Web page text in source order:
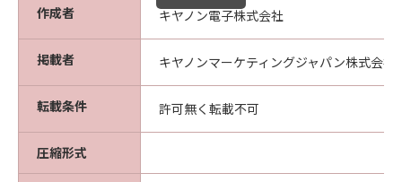
作成者 キヤノン電子株式会社
掲載者 キヤノンマーケティングジャパン株式会社
転載条件 許可無く転載不可
圧縮形式